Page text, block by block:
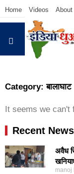
Home Videos About
Category: बालाघाट
It seems we can't
Recent News
अवैध
manoj